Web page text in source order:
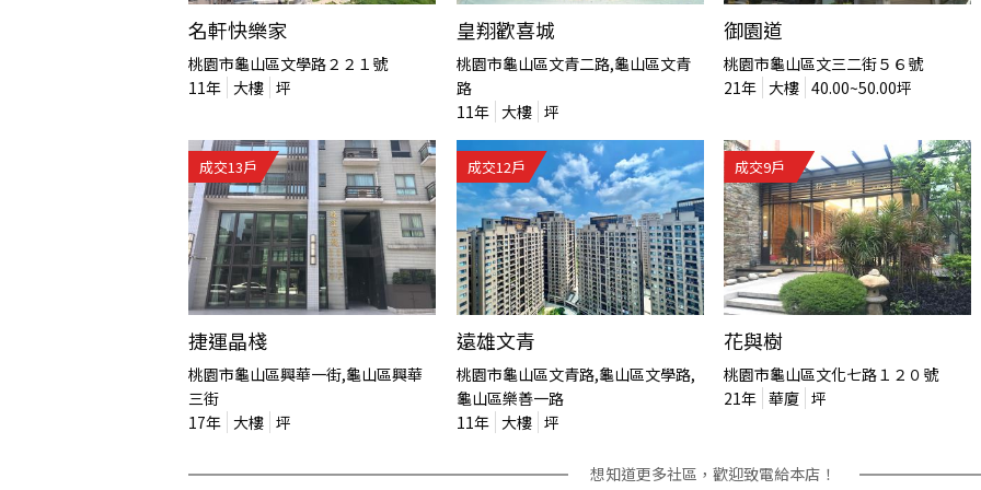
名軒快樂家
桃園市龜山區文學路２２１號
11年 大樓 坪
皇翔歡喜城
桃園市龜山區文青二路,龜山區文青
路
11年 大樓 坪
御園道
桃園市龜山區文三二街５６號
21年 大樓 40.00~50.00坪
成交13戶
捷運晶棧
桃園市龜山區興華一街,龜山區興華
三街
17年 大樓 坪
成交12戶
遠雄文青
桃園市龜山區文青路,龜山區文學路,
龜山區樂善一路
11年 大樓 坪
成交9戶
花與樹
桃園市龜山區文化七路１２０號
21年 華廈 坪
想知道更多社區，歡迎致電給本店！